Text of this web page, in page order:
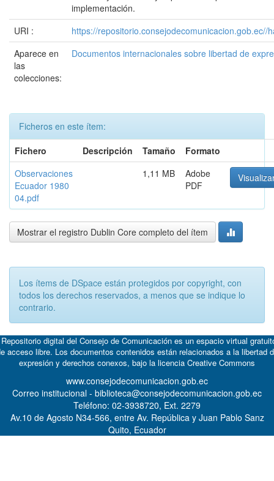
implementación.
URI :
https://repositorio.consejodecomunicacion.gob.ec//
Aparece en
las
colecciones:
Documentos internacionales sobre libertad de
Ficheros en este ítem:
Fichero
Descripción Tamaño
Formato
Observaciones
Ecuador 1980
04.pdf
1,11 MB
Adobe
PDF
Mostrar el registro Dublin Core completo del ítem
Los ítems de DSpace están protegidos por copyright, con
todos los derechos reservados, a menos que se indique lo
contrario.
digital del Consejo de Comunicación es un espacio virtual
acceso libre. Los documentos contenidos están relacionados a la libertad
expresión y derechos conexos, bajo la licencia Creative Commons
www.consejodecomunicacion.gob.ec
Correo institucional - biblioteca@consejodecomunicacion.gob.ec
Teléfono: 02-3938720, Ext. 2279
Av.10 de Agosto N34-566, entre Av. República y Juan Pablo Sanz
Quito, Ecuador